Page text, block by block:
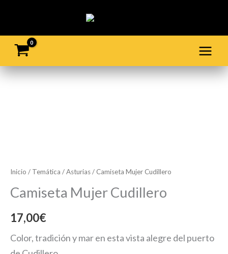
contenido
Inicio / Temática /Asturias/ Camiseta Mujer Cudillero
Camiseta Mujer Cudillero
17,00€
Color, tradición y mar en esta vista alegre del puerto